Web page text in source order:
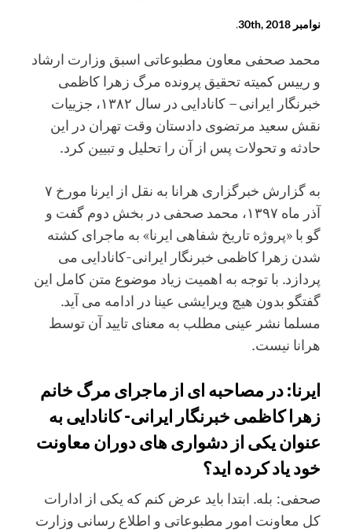
نوامبر 30th, 2018 .
محمد صحفی معاون مطبوعاتی اسبق وزارت ارشاد
و رییس کمیته تحقیق پرونده مرگ زهرا کاظمی
خبرنگار ایرانی – کانادایی در سال ۱۳۸۲، جزییات
نقش سعید مرتضوی دادستان وقت تهران در این
حادثه و تحولات پس از آن را تحلیل و تبیین کرد.
به گزارش خبرگزاری هرانا به نقل از ایرنا مورخ ۷
آذر ماه ۱۳۹۷، محمد صحفی در بخش دوم گفت و
گو با «پروژه تاریخ شفاهی ایرنا» به ماجرای کشته
شدن زهرا کاظمی خبرنگار ایرانی-کانادایی می
پردازد. با توجه به اهمیت زیاد موضوع متن کامل این
گفتگو بدون هیچ ویرایشی عینا در ادامه می آید.
مسلما نشر عینی مطلب به معنای تایید آن توسط
هرانا نیست.
ایرنا: در مصاحبه ای از ماجرای مرگ خانم
زهرا کاظمی خبرنگار ایرانی- کانادایی به
عنوان یکی از دشواری های دوران معاونت
خود یاد کرده اید؟
صحفی: بله. ابتدا باید عرض کنم که یکی از ادارات
کل معاونت امور مطبوعاتی و اطلاع رسانی وزارت